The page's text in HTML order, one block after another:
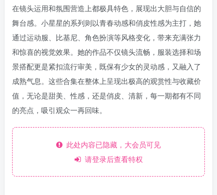
在镜头运用和氛围营造上都极具特色，展现出大胆与自信的
舞台感。小星星的系列则以青春动感和俏皮性感为主打，她
通过运动服、比基尼、角色扮演等风格变化，带来充满张力
和惊喜的视觉效果。她的作品不仅镜头流畅，服装选择和场
景搭配更是紧扣流行审美，既保有少女的灵动感，又融入了
成熟气息。这些合集在整体上呈现出极高的观赏性与收藏价
值，无论是甜美、性感，还是俏皮、清新，每一期都有不同
的亮点，吸引观众一再回味。
此处内容已隐藏，大会员可见
请登录后查看特权